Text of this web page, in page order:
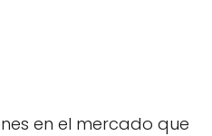
en el mercado que